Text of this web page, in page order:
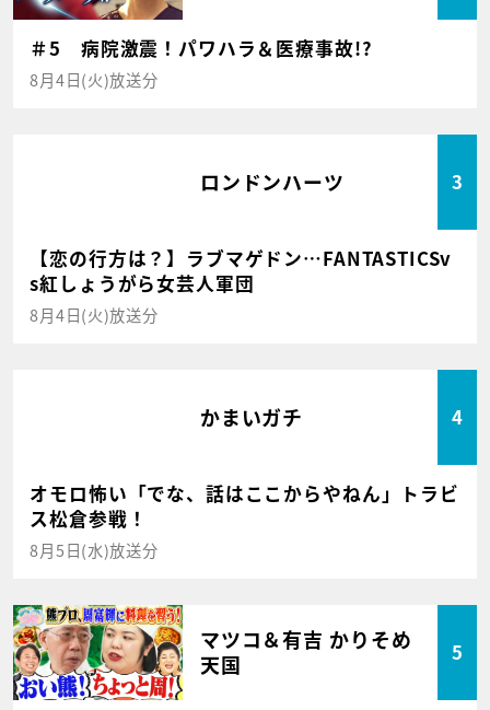
＃5 病院激震！パワハラ＆医療事故!?
8月4日(火)放送分
ロンドンハーツ 3
【恋の行方は？】ラブマゲドン…FANTASTICSv
s紅しょうがら女芸人軍団
8月4日(火)放送分
かまいガチ 4
オモロ怖い「でな、話はここからやねん」トラビ
ス松倉参戦！
8月5日(水)放送分
マツコ＆有吉 かりそめ
天国
5